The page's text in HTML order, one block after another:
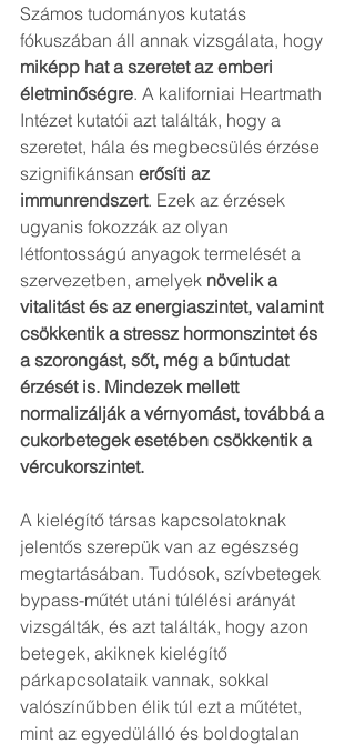
Számos tudományos kutatás
fókuszában áll annak vizsgálata, hogy
miképp hat a szeretet az emberi
életminőségre. A kaliforniai Heartmath
Intézet kutatói azt találták, hogy a
szeretet, hála és megbecsülés érzése
szignifikánsan erősíti az
immunrendszert. Ezek az érzések
ugyanis fokozzák az olyan
létfontosságú anyagok termelését a
szervezetben, amelyek növelik a
vitalitást és az energiaszintet, valamint
csökkentik a stressz hormonszintet és
a szorongást, sőt, még a bűntudat
érzését is. Mindezek mellett
normalizálják a vérnyomást, továbbá a
cukorbetegek esetében csökkentik a
vércukorszintet.
A kielégítő társas kapcsolatoknak
jelentős szerepük van az egészség
megtartásában. Tudósok, szívbetegek
bypass-műtét utáni túlélési arányát
vizsgálták, és azt találták, hogy azon
betegek, akiknek kielégítő
párkapcsolataik vannak, sokkal
valószínűbben élik túl ezt a műtétet,
mint az egyedülálló és boldogtalan